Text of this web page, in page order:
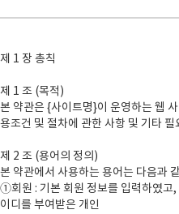
제 1 장 총칙
제 1 조 (목적)
본 약관은 {사이트명}이 운영하는 웹
용조건 및 절차에 관한 사항 및 기타
제 2 조 (용어의 정의)
본 약관에서 사용하는 용어는 다음과
①회원 : 기본 회원 정보를 입력하였고
이디를 부여받은 개인